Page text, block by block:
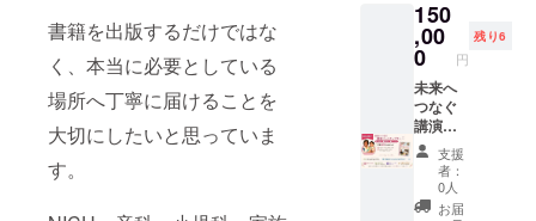
書籍を出版するだけではな
く、本当に必要としている
場所へ丁寧に届けることを
大切にしたいと思っていま
す。
／匿名
参加
可）
2026年
9月〜10
月頃よ
り順次
発送予
イブ視
聴あ
り） ◆
ご希望
の方
は、備
考欄へ
「寄贈
に込め
た想
い」を
方々
へ。 こ
の本
が、少
しでも
心が軽
くなる
きっか
けや、
理解を
深める
う形で
届けて
いただ
くこと
で、複
数の現
場や、
より多
くのご
家族・
医療
お届け
いたし
ます。
ご希望
に応じ
て、 ・
参加者
への配
布・関
係者へ
の共有
150
,00
0 円
残り6
未来へ
つなぐ
講演
パート
ナープ
ラン
【講演
支援
者：
0人
お届